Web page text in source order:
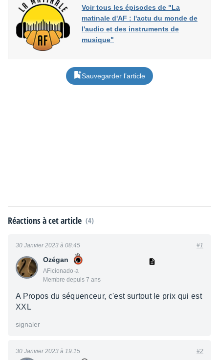
Voir tous les épisodes de "La
matinale d'AF : l'actu du monde de
l'audio et des instruments de
musique"
Sauvegarder l’article
Réactions à cet article (4)
Ozégan
AFicionado·a
Membre depuis 7 ans
30 Janvier 2023 à 08:45 #1
A Propos du séquenceur, c'est surtout le prix qui est
XXL
signaler
30 Janvier 2023 à 19:15 #2